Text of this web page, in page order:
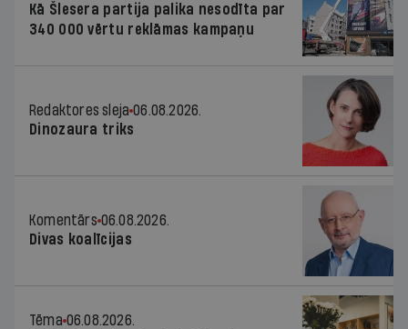
Kā Šlesera partija palika nesodīta par
340 000 vērtu reklāmas kampaņu
Redaktores sleja 06.08.2026.
Dinozaura triks
Komentārs 06.08.2026.
Divas koalīcijas
Tēma 06.08.2026.